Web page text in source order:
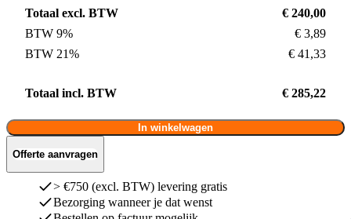
Totaal excl. BTW
€ 240,00
BTW 9%
€ 3,89
BTW 21%
€ 41,33
Totaal incl. BTW € 285,22
In winkelwagen
Offerte aanvragen
> €750 (excl. BTW) levering gratis
Bezorging wanneer je dat wenst